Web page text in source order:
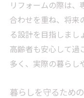
リフォームの際は、
合わせを重ね、将来
る設計を目指しまし
高齢者も安心して過
多く、実際の暮らし
暮らしを守るため